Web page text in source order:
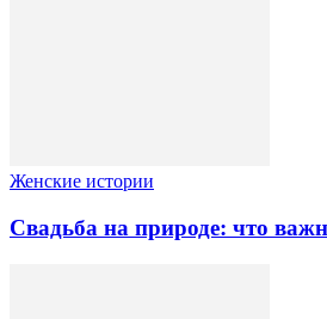
Женские истории
Свадьба на природе: что